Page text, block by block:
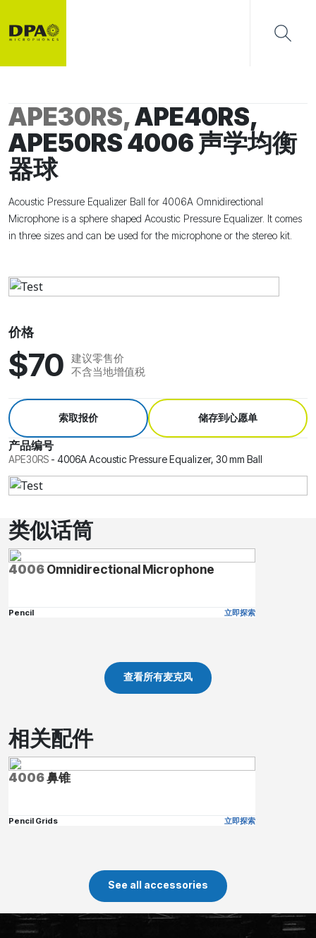
APE30RS,APE40RS,
APE50RS 4006 声学均衡
器球
Acoustic Pressure Equalizer Ball for 4006A Omnidirectional
Microphone is a sphere shaped Acoustic Pressure Equalizer. It comes
in three sizes and can be used for the microphone or the stereo kit.
价格
$70 建议零售价
不含当地增值税
索取报价 储存到心愿单
产品编号
APE30RS - 4006A Acoustic Pressure Equalizer, 30 mm Ball
类似话筒
4006Omnidirectional Microphone
Pencil 立即探索
查看所有麦克风
相关配件
4006鼻锥
Pencil Grids 立即探索
See all accessories